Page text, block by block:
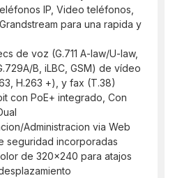
IP, Video teléfonos,
para una rapida y
de voz (G.711 A-law/U-law,
B, iLBC, GSM) de vídeo
H.263 +), y fax (T.38)
con PoE+ integrado, Con
Administracion via Web
seguridad incorporadas
de 320x240 para atajos